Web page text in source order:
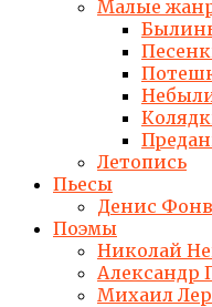
Малые
Летопись
Пьесы
Денис
Поэмы
Николай
Александр
Михаил